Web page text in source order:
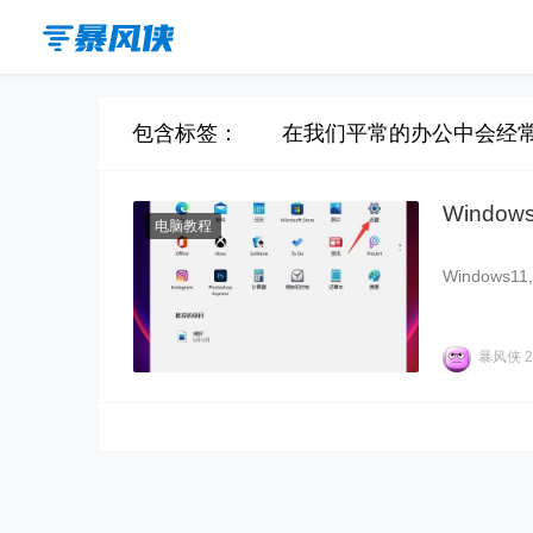
包含标签： 在我们平常的办公中会经常
电脑教程
暴风侠